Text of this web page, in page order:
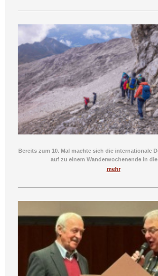
Bereits zum 10. Mal machte sich die internationale
auf zu einem Wanderwochenende in
mehr